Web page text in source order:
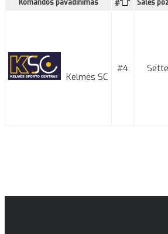
Komandos pavadinimas # Salės
Kelmės SC
#4